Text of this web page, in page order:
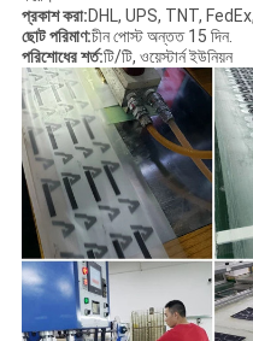
প্রকাশ করা:DHL, UPS, TNT, FedEx,
ছোট পরিমাণ:চীন পোস্ট অন্তত 15 দিন.
পরিশোধের শর্ত:টি/টি, ওয়েস্টার্ন ইউনিয়ন